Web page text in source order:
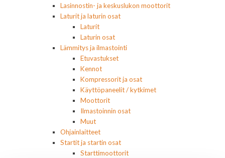
Lasinnostin- ja keskuslukon moottorit
Laturit ja laturin osat
Laturit
Laturin osat
Lämmitys ja ilmastointi
Etuvastukset
Kennot
Kompressorit ja osat
Käyttöpaneelit / kytkimet
Moottorit
Ilmastoinnin osat
Muut
Ohjainlaitteet
Startit ja startin osat
Starttimoottorit